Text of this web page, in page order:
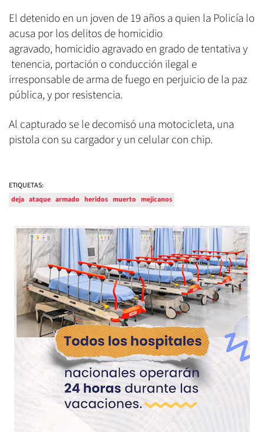
El detenido en un joven de 19 años a quien la Policía lo
acusa por los delitos de homicidio
agravado, homicidio agravado en grado de tentativa y
tenencia, portación o conducción ilegal e
irresponsable de arma de fuego en perjuicio de la paz
pública, y por resistencia.
Al capturado se le decomisó una motocicleta, una
pistola con su cargador y un celular con chip.
ETIQUETAS:
deja ataque armado heridos muerto mejicanos